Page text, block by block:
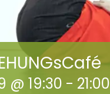
@ 19:30 - 21:00